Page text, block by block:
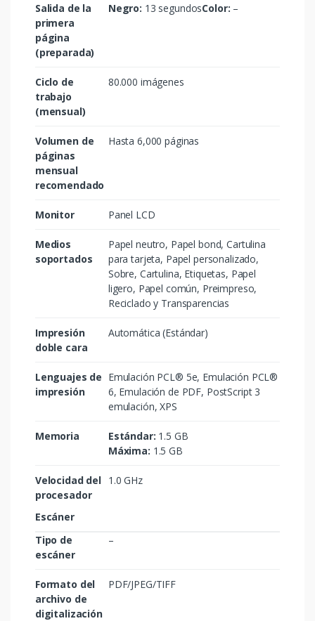
Salida de la
primera
página
(preparada)
Negro: 13 segundosColor: –
Ciclo de
trabajo
(mensual)
80.000 imágenes
Volumen de
páginas
mensual
recomendado
Hasta 6,000 páginas
Monitor Panel LCD
Medios
soportados
Papel neutro, Papel bond, Cartulina
para tarjeta, Papel personalizado,
Sobre, Cartulina, Etiquetas, Papel
ligero, Papel común, Preimpreso,
Reciclado y Transparencias
Impresión
doble cara
Automática (Estándar)
Lenguajes de
impresión
Emulación PCL® 5e, Emulación PCL®
6, Emulación de PDF, PostScript 3
emulación, XPS
Memoria Estándar: 1.5 GB
Máxima: 1.5 GB
Velocidad del
procesador
1.0 GHz
Escáner
Tipo de
escáner
–
Formato del
archivo de
digitalización
PDF/JPEG/TIFF